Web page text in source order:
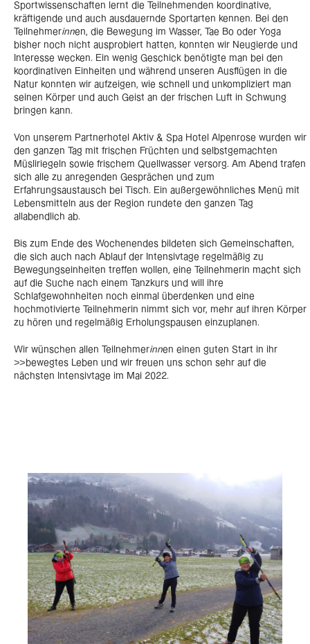
Sportwissenschaften lernt die Teilnehmenden koordinative,
kräftigende und auch ausdauernde Sportarten kennen. Bei den
Teilnehmerinnen, die Bewegung im Wasser, Tae Bo oder Yoga
bisher noch nicht ausprobiert hatten, konnten wir Neugierde und
Interesse wecken. Ein wenig Geschick benötigte man bei den
koordinativen Einheiten und während unseren Ausflügen in die
Natur konnten wir aufzeigen, wie schnell und unkompliziert man
seinen Körper und auch Geist an der frischen Luft in Schwung
bringen kann.
Von unserem Partnerhotel Aktiv & Spa Hotel Alpenrose wurden wir
den ganzen Tag mit frischen Früchten und selbstgemachten
Müsliriegeln sowie frischem Quellwasser versorg. Am Abend trafen
sich alle zu anregenden Gesprächen und zum
Erfahrungsaustausch bei Tisch. Ein außergewöhnliches Menü mit
Lebensmitteln aus der Region rundete den ganzen Tag
allabendlich ab.
Bis zum Ende des Wochenendes bildeten sich Gemeinschaften,
die sich auch nach Ablauf der Intensivtage regelmäßig zu
Bewegungseinheiten treffen wollen, eine Teilnehmerin macht sich
auf die Suche nach einem Tanzkurs und will ihre
Schlafgewohnheiten noch einmal überdenken und eine
hochmotivierte Teilnehmerin nimmt sich vor, mehr auf ihren Körper
zu hören und regelmäßig Erholungspausen einzuplanen.
Wir wünschen allen Teilnehmerinnen einen guten Start in ihr
>>bewegtes Leben und wir freuen uns schon sehr auf die
nächsten Intensivtage im Mai 2022.